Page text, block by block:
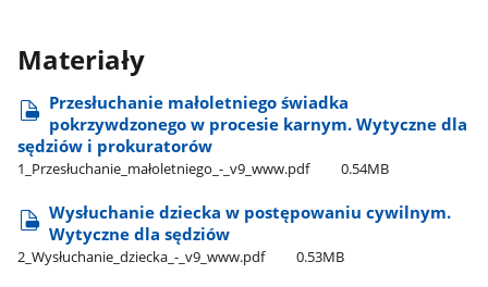
Materiały
Przesłuchanie małoletniego świadka
pokrzywdzonego w procesie karnym. Wytyczne dla
sędziów i prokuratorów
1​_Przesłuchanie​_małoletniego​_-​_v9​_www.pdf 0.54MB
Wysłuchanie dziecka w postępowaniu cywilnym.
Wytyczne dla sędziów
2​_Wysłuchanie​_dziecka​_-​_v9​_www.pdf 0.53MB